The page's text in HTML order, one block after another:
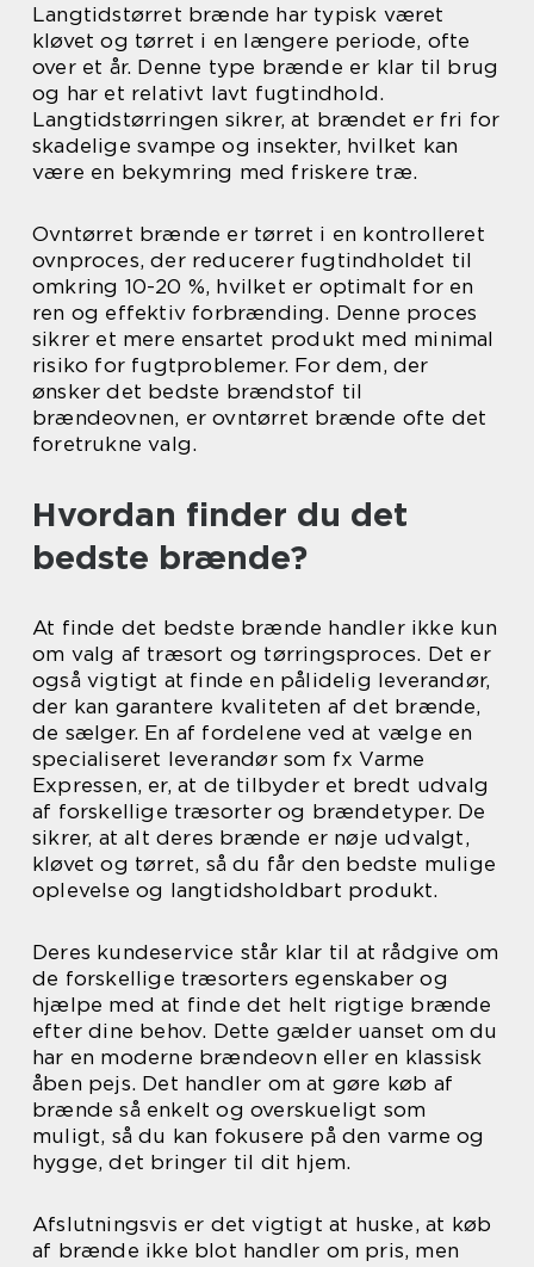
Langtidstørret brænde har typisk været
kløvet og tørret i en længere periode, ofte
over et år. Denne type brænde er klar til brug
og har et relativt lavt fugtindhold.
Langtidstørringen sikrer, at brændet er fri for
skadelige svampe og insekter, hvilket kan
være en bekymring med friskere træ.
Ovntørret brænde er tørret i en kontrolleret
ovnproces, der reducerer fugtindholdet til
omkring 10-20 %, hvilket er optimalt for en
ren og effektiv forbrænding. Denne proces
sikrer et mere ensartet produkt med minimal
risiko for fugtproblemer. For dem, der
ønsker det bedste brændstof til
brændeovnen, er ovntørret brænde ofte det
foretrukne valg.
Hvordan finder du det
bedste brænde?
At finde det bedste brænde handler ikke kun
om valg af træsort og tørringsproces. Det er
også vigtigt at finde en pålidelig leverandør,
der kan garantere kvaliteten af det brænde,
de sælger. En af fordelene ved at vælge en
specialiseret leverandør som fx Varme
Expressen, er, at de tilbyder et bredt udvalg
af forskellige træsorter og brændetyper. De
sikrer, at alt deres brænde er nøje udvalgt,
kløvet og tørret, så du får den bedste mulige
oplevelse og langtidsholdbart produkt.
Deres kundeservice står klar til at rådgive om
de forskellige træsorters egenskaber og
hjælpe med at finde det helt rigtige brænde
efter dine behov. Dette gælder uanset om du
har en moderne brændeovn eller en klassisk
åben pejs. Det handler om at gøre køb af
brænde så enkelt og overskueligt som
muligt, så du kan fokusere på den varme og
hygge, det bringer til dit hjem.
Afslutningsvis er det vigtigt at huske, at køb
af brænde ikke blot handler om pris, men